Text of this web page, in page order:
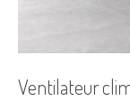
Ventilateur